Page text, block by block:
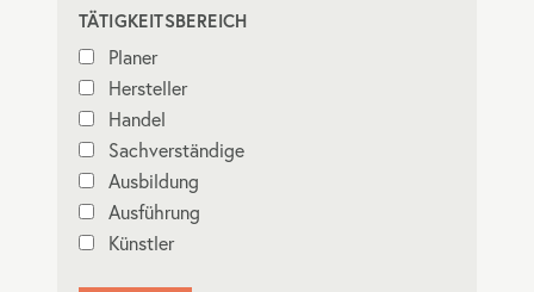
TÄTIGKEITSBEREICH
Planer
Hersteller
Handel
Sachverständige
Ausbildung
Ausführung
Künstler